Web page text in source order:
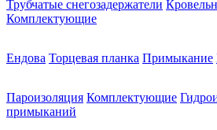
Трубчатые снегозадержатели
Комплектующие
Ендова Торцевая планка Примыкание
Пароизоляция Комплектующие
примыканий